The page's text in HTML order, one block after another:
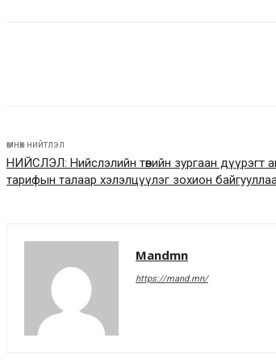
өмнөх нийтлэл
НИЙСЛЭЛ: Нийслэлийн төвийн зургаан дүүрэгт
тарифын талаар хэлэлцүүлэг зохион
Mandmn
https://mand.mn/